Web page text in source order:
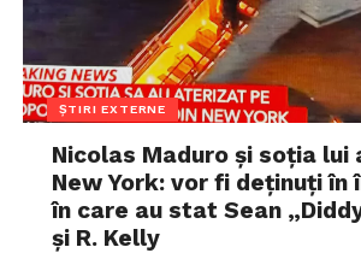
ȘTIRI EXTERNE
Nicolas Maduro și soția lui
New York: vor fi deținuți în
în care au stat Sean
și R. Kelly